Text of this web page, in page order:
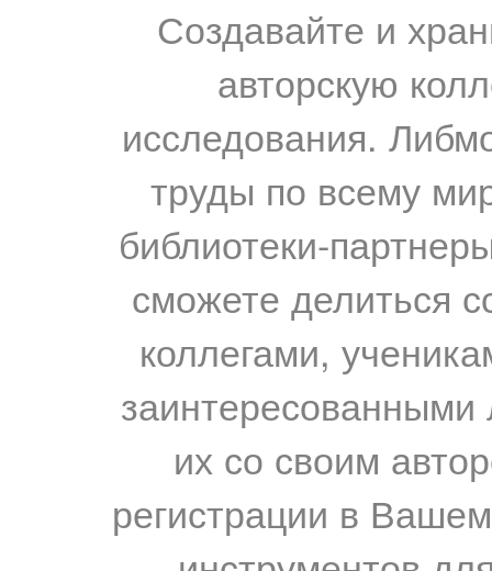
Создавайте и
авторскую
исследования.
труды по всему
библиотеки-
сможете делиться
коллегами,
их со своим
регистрации в